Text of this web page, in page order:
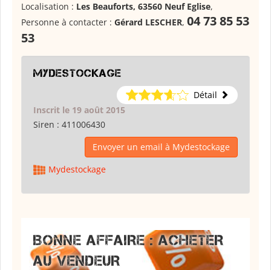
Localisation : Les Beauforts, 63560 Neuf Eglise,
Personne à contacter : Gérard LESCHER, 04 73 85 53
53
Mydestockage
Détail
Inscrit le 19 août 2015
Siren : 411006430
Envoyer un email à Mydestockage
Mydestockage
BONNE AFFAIRE : ACHETER
AU VENDEUR